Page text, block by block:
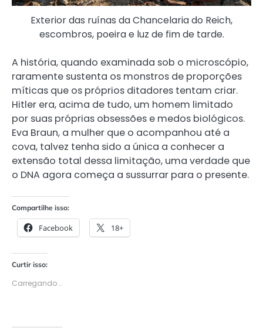
Exterior das ruínas da Chancelaria do Reich,
escombros, poeira e luz de fim de tarde.
A história, quando examinada sob o microscópio,
raramente sustenta os monstros de proporções
míticas que os próprios ditadores tentam criar.
Hitler era, acima de tudo, um homem limitado
por suas próprias obsessões e medos biológicos.
Eva Braun, a mulher que o acompanhou até a
cova, talvez tenha sido a única a conhecer a
extensão total dessa limitação, uma verdade que
o DNA agora começa a sussurrar para o presente.
Compartilhe isso:
Facebook 18+
Curtir isso:
Carregando...